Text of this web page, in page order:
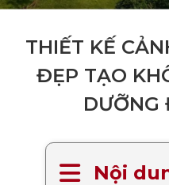
THIẾT KẾ
ĐẸP TẠO
DƯỠNG
Nội